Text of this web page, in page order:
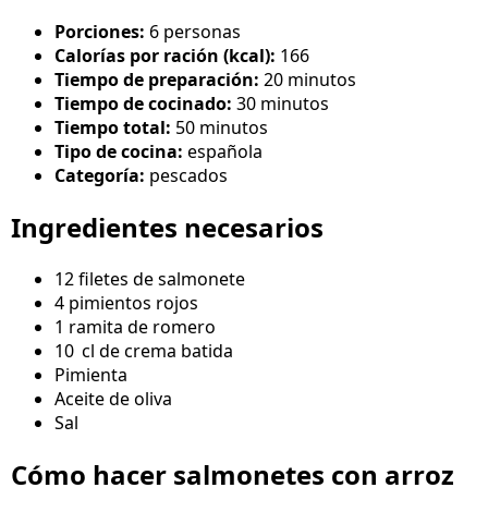
Porciones: 6 personas
Calorías por ración (kcal): 166
Tiempo de preparación: 20 minutos
Tiempo de cocinado: 30 minutos
Tiempo total: 50 minutos
Tipo de cocina: española
Categoría: pescados
Ingredientes necesarios
12 filetes de salmonete
4 pimientos rojos
1 ramita de romero
10 cl de crema batida
Pimienta
Aceite de oliva
Sal
Cómo hacer salmonetes con arroz